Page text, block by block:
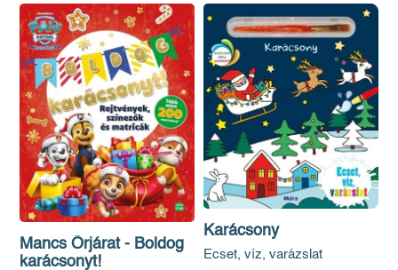
Mancs Őrjárat - Boldog
karácsonyt!
Karácsony
Ecset, víz, varázslat